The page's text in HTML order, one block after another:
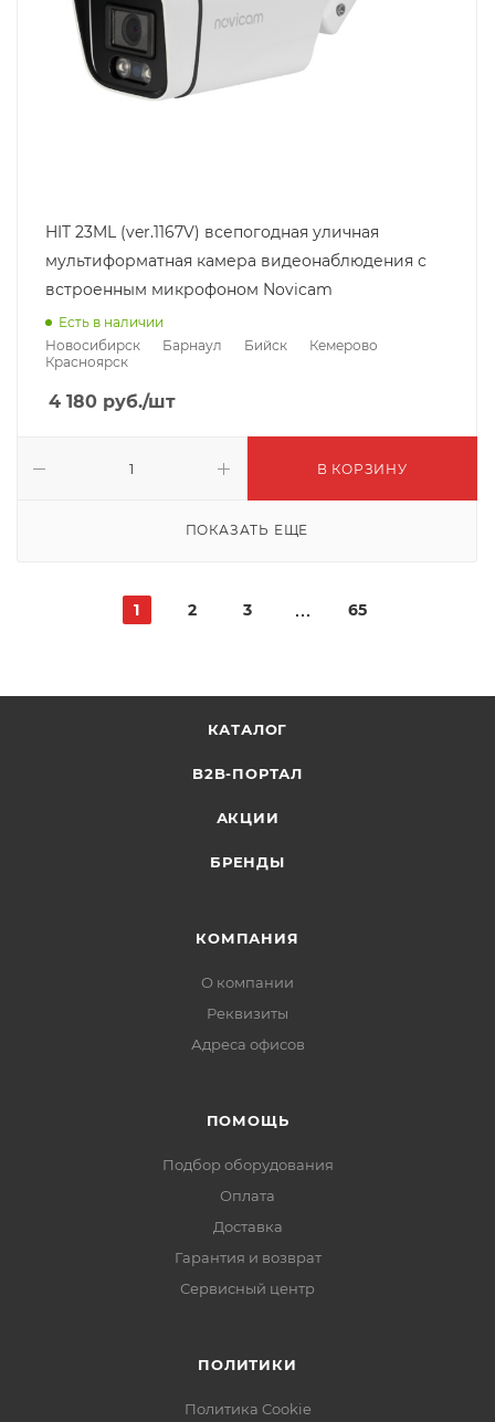
HIT 23ML (ver.1167V) всепогодная уличная
мультиформатная камера видеонаблюдения с
встроенным микрофоном Novicam
Есть в наличии
Новосибирск
Барнаул Бийск
Кемерово
Красноярск
4 180 руб./шт
В КОРЗИНУ
ПОКАЗАТЬ ЕЩЕ
1 2 3 65
КАТАЛОГ
B2B-ПОРТАЛ
АКЦИИ
БРЕНДЫ
КОМПАНИЯ
О компании
Реквизиты
Адреса офисов
ПОМОЩЬ
Подбор оборудования
Оплата
Доставка
Гарантия и возврат
Сервисный центр
ПОЛИТИКИ
Политика Cookie